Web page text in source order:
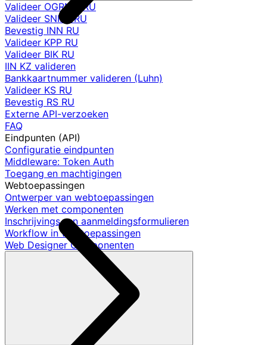
Valideer OGRNIP RU
Valideer SNILS RU
Bevestig INN RU
Valideer KPP RU
Valideer BIK RU
IIN KZ valideren
Bankkaartnummer valideren (Luhn)
Valideer KS RU
Bevestig RS RU
Externe API-verzoeken
FAQ
Eindpunten (API)
Configuratie eindpunten
Middleware: Token Auth
Toegang en machtigingen
Webtoepassingen
Ontwerper van webtoepassingen
Werken met componenten
Inschrijvings- en aanmeldingsformulieren
Workflow in webtoepassingen
Web Designer Componenten